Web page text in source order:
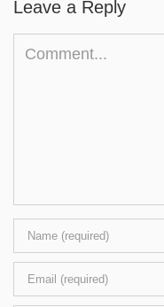
Leave a Reply